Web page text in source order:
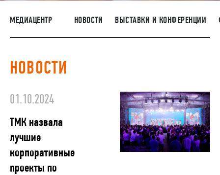
ПОСТАВЩИКАМ
R&D
КОРПОРАТИВНЫЙ УНИВЕРСИТЕТ TMK2U
КОМПЛАЕНС
МЕДИАЦЕНТР НОВОСТИ ВЫСТАВКИ И КОНФЕРЕНЦИИ
НОВОСТИ
01.10.2024
ТМК назвала
лучшие
корпоративные
проекты по